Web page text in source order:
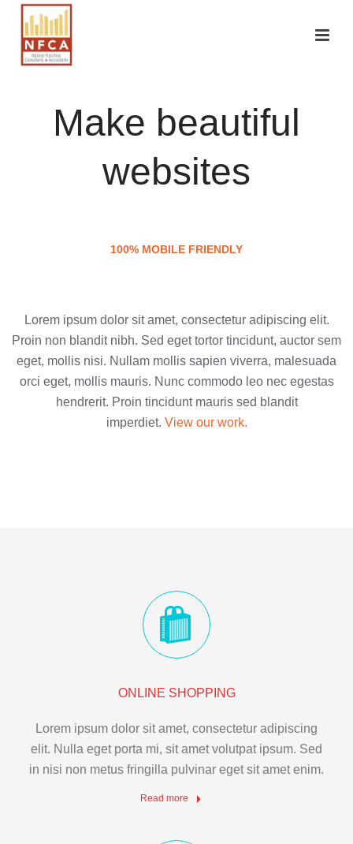
Make beautiful
websites
100% MOBILE FRIENDLY
Lorem ipsum dolor sit amet, consectetur adipiscing elit.
Proin non blandit nibh. Sed eget tortor tincidunt, auctor sem
eget, mollis nisi. Nullam mollis sapien viverra, malesuada
orci eget, mollis mauris. Nunc commodo leo nec egestas
hendrerit. Proin tincidunt mauris sed blandit
imperdiet. View our work.
ONLINE SHOPPING
Lorem ipsum dolor sit amet, consectetur adipiscing
elit. Nulla eget porta mi, sit amet volutpat ipsum. Sed
in nisi non metus fringilla pulvinar eget sit amet enim.
Read more